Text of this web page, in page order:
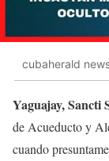
cubaherald
Yaguajay, Sancti
de Acueducto y
cuando